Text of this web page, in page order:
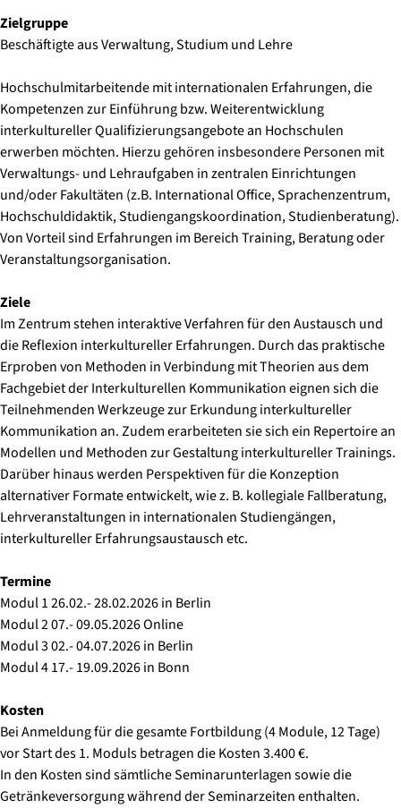
Zielgruppe
Beschäftigte aus Verwaltung, Studium und Lehre
Hochschulmitarbeitende mit internationalen Erfahrungen, die
Kompetenzen zur Einführung bzw. Weiterentwicklung
interkultureller Qualifizierungsangebote an Hochschulen
erwerben möchten. Hierzu gehören insbesondere Personen mit
Verwaltungs- und Lehraufgaben in zentralen Einrichtungen
und/oder Fakultäten (z.B. International Office, Sprachenzentrum,
Hochschuldidaktik, Studiengangskoordination, Studienberatung).
Von Vorteil sind Erfahrungen im Bereich Training, Beratung oder
Veranstaltungsorganisation.
Ziele
Im Zentrum stehen interaktive Verfahren für den Austausch und
die Reflexion interkultureller Erfahrungen. Durch das praktische
Erproben von Methoden in Verbindung mit Theorien aus dem
Fachgebiet der Interkulturellen Kommunikation eignen sich die
Teilnehmenden Werkzeuge zur Erkundung interkultureller
Kommunikation an. Zudem erarbeiteten sie sich ein Repertoire an
Modellen und Methoden zur Gestaltung interkultureller Trainings.
Darüber hinaus werden Perspektiven für die Konzeption
alternativer Formate entwickelt, wie z. B. kollegiale Fallberatung,
Lehrveranstaltungen in internationalen Studiengängen,
interkultureller Erfahrungsaustausch etc.
Termine
Modul 1 26.02.- 28.02.2026 in Berlin
Modul 2 07.- 09.05.2026 Online
Modul 3 02.- 04.07.2026 in Berlin
Modul 4 17.- 19.09.2026 in Bonn
Kosten
Bei Anmeldung für die gesamte Fortbildung (4 Module, 12 Tage)
vor Start des 1. Moduls betragen die Kosten 3.400 €.
In den Kosten sind sämtliche Seminarunterlagen sowie die
Getränkeversorgung während der Seminarzeiten enthalten.